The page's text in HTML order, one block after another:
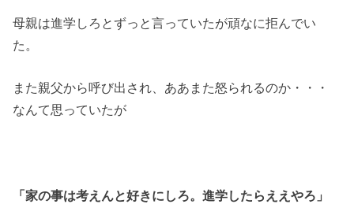
母親は進学しろとずっと言っていたが頑なに拒んでい
た。
また親父から呼び出され、ああまた怒られるのか・・・
なんて思っていたが
「家の事は考えんと好きにしろ。進学したらええやろ」